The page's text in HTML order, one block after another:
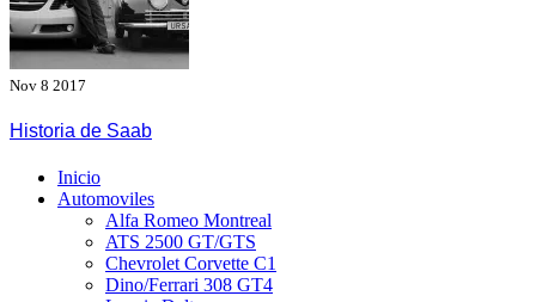
Nov 8 2017
Historia de Saab
Menú
principal
Inicio
Automoviles
Alfa Romeo Montreal
ATS 2500 GT/GTS
Chevrolet Corvette C1
Dino/Ferrari 308 GT4